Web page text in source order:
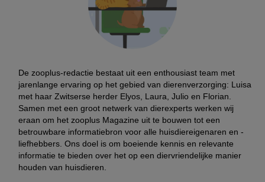
De zooplus-redactie bestaat uit een enthousiast team met
jarenlange ervaring op het gebied van dierenverzorging: Luisa
met haar Zwitserse herder Elyos, Laura, Julio en Florian.
Samen met een groot netwerk van dierexperts werken wij
eraan om het zooplus Magazine uit te bouwen tot een
betrouwbare informatiebron voor alle huisdiereigenaren en -
liefhebbers. Ons doel is om boeiende kennis en relevante
informatie te bieden over het op een diervriendelijke manier
houden van huisdieren.